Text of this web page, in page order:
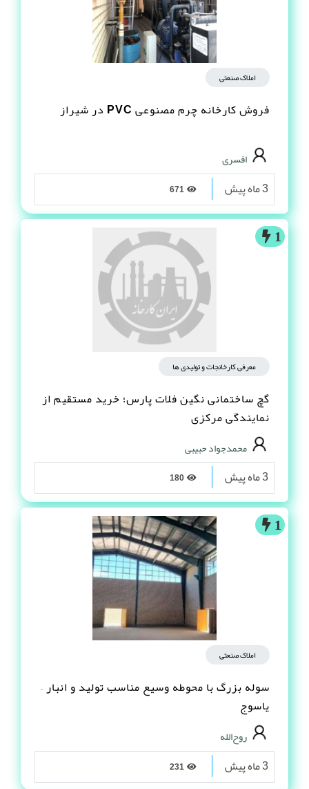
املاک صنعتی
فروش کارخانه چرم مصنوعى PVC در شیراز
افسری
3 ماه پیش
1
معرفی کارخانجات و تولیدی ها
گچ ساختمانی نگین فلات پارس؛ خرید مستقیم از
نمایندگی مرکزی
محمدجواد حبیبی
3 ماه پیش
1
املاک صنعتی
سوله بزرگ با محوطه وسیع مناسب تولید و انبار –
یاسوج
روح‌الله
3 ماه پیش